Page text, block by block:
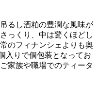
るし酒粕の豊潤な風味が
っくり、中は驚くほどし
のフィナンシェよりも奥
入りで個包装となってお
家族や職場でのティータ